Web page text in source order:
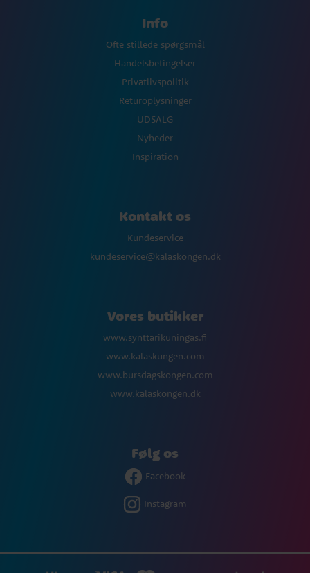
Info
Ofte stillede spørgsmål
Handelsbetingelser
Privatlivspolitik
Returoplysninger
UDSALG
Nyheder
Inspiration
Kontakt os
Kundeservice
kundeservice@kalaskongen.dk
Vores butikker
www.synttarikuningas.fi
www.kalaskungen.com
www.bursdagskongen.com
www.kalaskongen.dk
Følg os
Facebook
Instagram